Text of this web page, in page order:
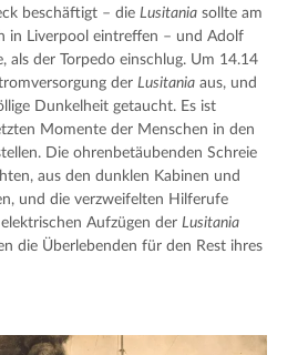
beschäftigt – die Lusitania sollte am
in Liverpool eintreffen – und Adolf
als der Torpedo einschlug. Um 14.14
der Lusitania aus, und
Dunkelheit getaucht. Es ist
Momente der Menschen in den
Die ohrenbetäubenden Schreie
aus den dunklen Kabinen und
und die verzweifelten Hilferufe
Aufzügen der Lusitania
die Überlebenden für den Rest ihres